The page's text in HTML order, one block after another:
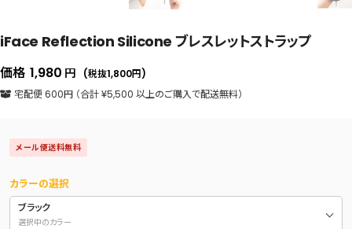
iFace Reflection Silicone ブレスレットストラップ
価格 セ
ー
価
格
1,980 円 (税抜1,800円)
宅配便 600円 （合計 ¥5,500 以上のご購入で配送無料）
メール便送料無料
カラーの選択
ブラック
選択中のカラー